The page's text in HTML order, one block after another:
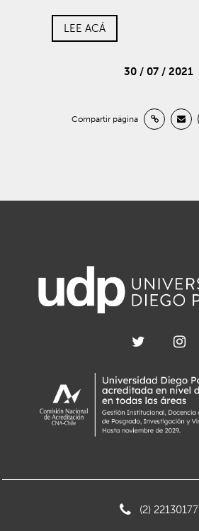
LEE ACÁ
30 / 07 / 2021
Compartir página
(2) 22130177